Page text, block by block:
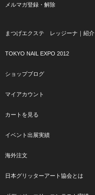
メルマガ登録・解除
まつげエクステ レッジーナ｜紹介
TOKYO NAIL EXPO 2012
ショップブログ
マイアカウント
カートを見る
イベント出展実績
海外注文
日本グリッターアート協会とは